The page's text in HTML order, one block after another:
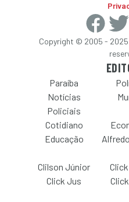
Copyright © 2005 -
Paraíba
Notícias
Policiais
Cotidiano
Educação
Clilson Júnior
Click Jus